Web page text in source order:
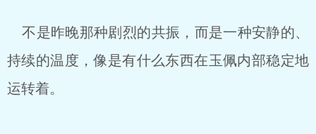
不是昨晚那种剧烈的共振，而是一种安静的、
持续的温度，像是有什么东西在玉佩内部稳定地
运转着。